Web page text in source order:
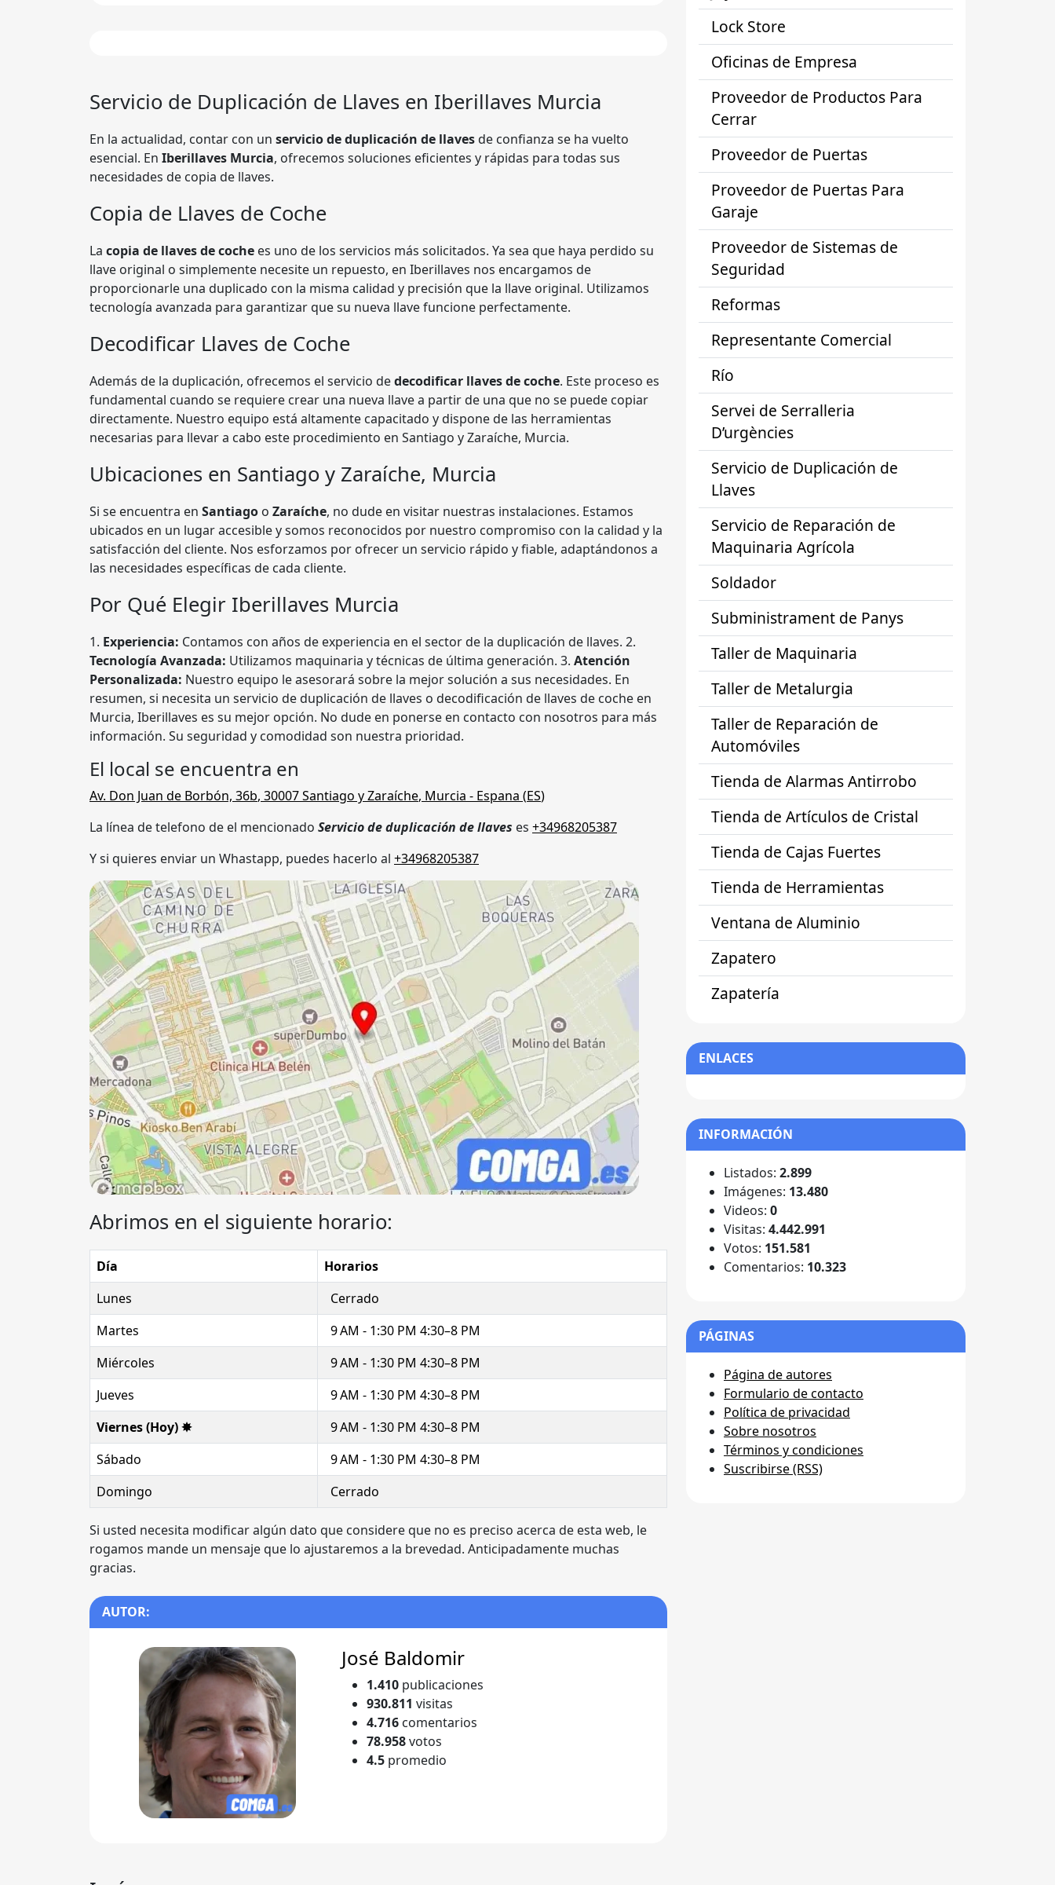
Servicio de Duplicación de Llaves en Iberillaves Murcia
En la actualidad, contar con un servicio de duplicación de llavesde confianza se ha vuelto
esencial. En Iberillaves Murcia, ofrecemos soluciones eficientes y rápidas para todas sus
necesidades de copia de llaves.
Copia de Llaves de Coche
La copia de llaves de coche es uno de los servicios más solicitados. Ya sea que haya perdido su
llave original o simplemente necesite un repuesto, en Iberillaves nos encargamos de
proporcionarle una duplicado con la misma calidad y precisión que la llave original. Utilizamos
tecnología avanzada para garantizar que su nueva llave funcione perfectamente.
Decodificar Llaves de Coche
Además de la duplicación, ofrecemos el servicio dedecodificar llaves de coche. Este proceso es
fundamental cuando se requiere crear una nueva llave a partir de una que no se puede copiar
directamente. Nuestro equipo está altamente capacitado y dispone de las herramientas
necesarias para llevar a cabo este procedimiento en Santiago y Zaraíche, Murcia.
Ubicaciones en Santiago y Zaraíche, Murcia
Si se encuentra en Santiago o Zaraíche, no dude en visitar nuestras instalaciones. Estamos
ubicados en un lugar accesible y somos reconocidos por nuestro compromiso con la calidad y la
satisfacción del cliente. Nos esforzamos por ofrecer un servicio rápido y fiable, adaptándonos a
las necesidades específicas de cada cliente.
Por Qué Elegir Iberillaves Murcia
1. Experiencia: Contamos con años de experiencia en el sector de la duplicación de llaves. 2.
Tecnología Avanzada: Utilizamos maquinaria y técnicas de última generación. 3. Atención
Personalizada: Nuestro equipo le asesorará sobre la mejor solución a sus necesidades. En
resumen, si necesita un servicio de duplicación de llaves o decodificación de llaves de coche en
Murcia, Iberillaves es su mejor opción. No dude en ponerse en contacto con nosotros para más
información. Su seguridad y comodidad son nuestra prioridad.
El local se encuentra en
Av. Don Juan de Borbón, 36b, 30007Santiago y Zaraíche, Murcia - Espana (ES)
La línea de telefono de el mencionado Servicio de duplicación de llaves es +34968205387
Y si quieres enviar un Whastapp, puedes hacerlo al +34968205387
Abrimos en el siguiente horario:
Día
Horarios
Lunes
Cerrado
Martes
9 AM - 1:30 PM 4:30–8 PM
Miércoles
9 AM - 1:30 PM 4:30–8 PM
Jueves
9 AM - 1:30 PM 4:30–8 PM
Viernes (Hoy) ✸
9 AM - 1:30 PM 4:30–8 PM
Sábado
9 AM - 1:30 PM 4:30–8 PM
Domingo
Cerrado
Si usted necesita modificar algún dato que considere que no es preciso acerca de esta web, le
rogamos mande un mensaje que lo ajustaremos a la brevedad. Anticipadamente muchas
gracias.
AUTOR:
José Baldomir
1.410 publicaciones
930.811 visitas
4.716 comentarios
78.958votos
4.5 promedio
Lock Store
Oficinas de Empresa
Proveedor de Productos Para
Cerrar
Proveedor de Puertas
Proveedor de Puertas Para
Garaje
Proveedor de Sistemas de
Seguridad
Reformas
Representante Comercial
Río
Servei de Serralleria
D’urgències
Servicio de Duplicación de
Llaves
Servicio de Reparación de
Maquinaria Agrícola
Soldador
Subministrament de Panys
Taller de Maquinaria
Taller de Metalurgia
Taller de Reparación de
Automóviles
Tienda de Alarmas Antirrobo
Tienda de Artículos de Cristal
Tienda de Cajas Fuertes
Tienda de Herramientas
Ventana de Aluminio
Zapatero
Zapatería
ENLACES
INFORMACIÓN
Listados: 2.899
Imágenes: 13.480
Videos: 0
Visitas: 4.442.991
Votos: 151.581
Comentarios: 10.323
PÁGINAS
Página de autores
Formulario de contacto
Política de privacidad
Sobre nosotros
Términos y condiciones
Suscribirse (RSS)